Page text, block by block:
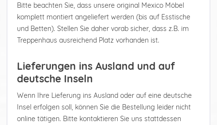
Bitte beachten Sie, dass unsere original Mexico Möbel
komplett montiert angeliefert werden (bis auf Esstische
und Betten). Stellen Sie daher vorab sicher, dass z.B. im
Treppenhaus ausreichend Platz vorhanden ist.
Lieferungen ins Ausland und auf
deutsche Inseln
Wenn Ihre Lieferung ins Ausland oder auf eine deutsche
Insel erfolgen soll, können Sie die Bestellung leider nicht
online tätigen. Bitte kontaktieren Sie uns stattdessen